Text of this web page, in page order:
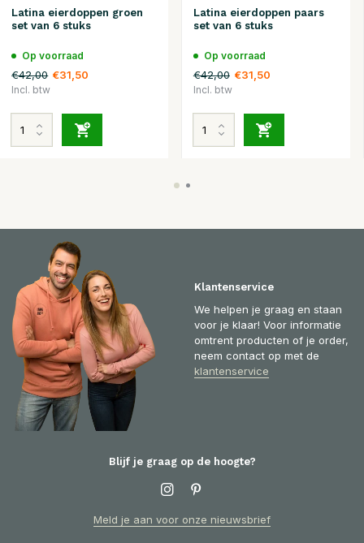
Latina eierdoppen groen
set van 6 stuks
Op voorraad
€42,00 €31,50
Incl. btw
Latina eierdoppen paars
set van 6 stuks
Op voorraad
€42,00 €31,50
Incl. btw
Klantenservice
We helpen je graag en staan
voor je klaar! Voor informatie
omtrent producten of je order,
neem contact op met de
klantenservice
Blijf je graag op de hoogte?
Meld je aan voor onze nieuwsbrief